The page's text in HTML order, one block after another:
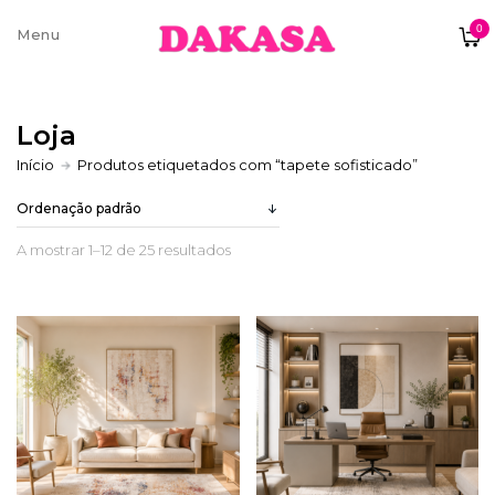
0
Sobre nós
Contatos e moradas
Trocas e Devoluções
Termos e condições
Loja
Início Produtos etiquetados com “tapete sofisticado”
A mostrar 1–12 de 25 resultados